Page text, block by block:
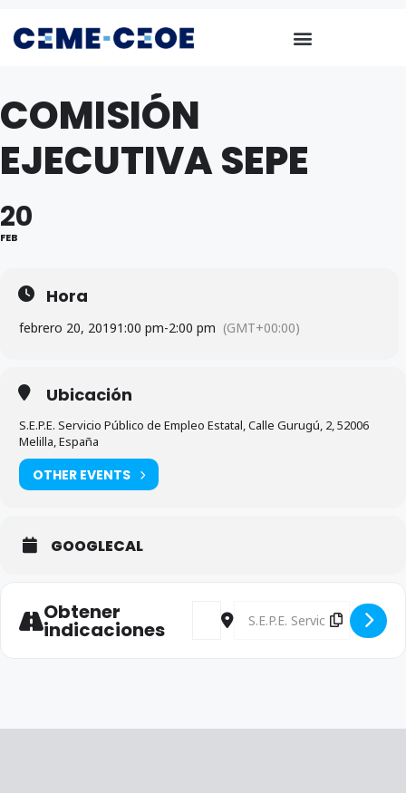
COMISIÓN
EJECUTIVA SEPE
20
FEB
Hora
febrero 20, 20191:00 pm-2:00 pm (GMT+00:00)
Ubicación
S.E.P.E. Servicio Público de Empleo Estatal, Calle Gurugú, 2, 52006
Melilla, España
OTHER EVENTS
GOOGLECAL
Obtener
indicaciones
Address - Comisión Ejecutiva SEPE
Destination Address -